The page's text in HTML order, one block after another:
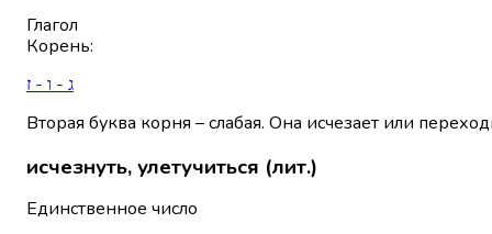
Глагол
Корень:
ג - ו - ז
Вторая буква корня – слабая. Она исчезает или
исчезнуть, улетучиться (лит.)
Единственное число